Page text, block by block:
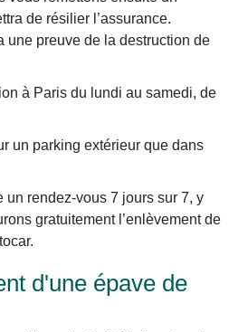
de résilier l’assurance.
une preuve de la destruction de
à Paris du lundi au samedi, de
un parking extérieur que dans
rendez-vous 7 jours sur 7, y
gratuitement l’enlèvement de
d'une épave de